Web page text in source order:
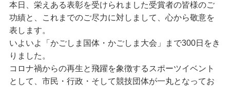
本日、栄えある表彰を受けられました受賞者の皆様のご
功績と、これまでのご尽力に対しまして、心から敬意を
表します。
いよいよ「かごしま国体・かごしま大会」まで300日をき
りました。
コロナ禍からの再生と飛躍を象徴するスポーツイベント
として、市民・行政・そして競技団体が一丸となってお